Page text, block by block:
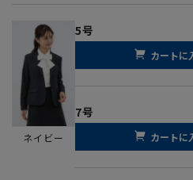
ネイビー
5号
カートに
7号
カートに